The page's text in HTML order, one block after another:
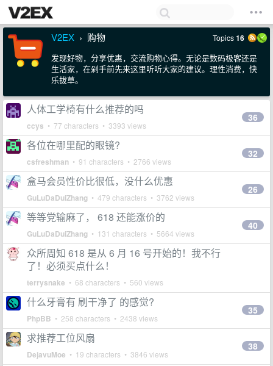
V2EX › 购物 Topics16
发现好物，分享优惠，交流购物心得。无论是数码极客还是
生活家，在剁手前先来这里听听大家的建议。理性消费，快
乐拔草。
人体工学椅有什么推荐的吗
ccys • 77 characters • 3393 views
36
各位在哪里配的眼镜?
csfreshman • 91 characters • 2766 views
32
盒马会员性价比很低，没什么优惠
GuLuDaDuiZhang • 479 characters • 3762 views
26
等等党输麻了， 618 还能涨价的
GuLuDaDuiZhang • 131 characters • 5664 views
40
众所周知 618 是从 6 月 16 号开始的！我不行
了！必须买点什么！
terrysnake • 68 characters • 560 views
什么牙膏有 刷干净了 的感觉?
PhpBB • 258 characters • 2438 views
35
求推荐工位风扇
DejavuMoe • 19 characters • 3846 views
38